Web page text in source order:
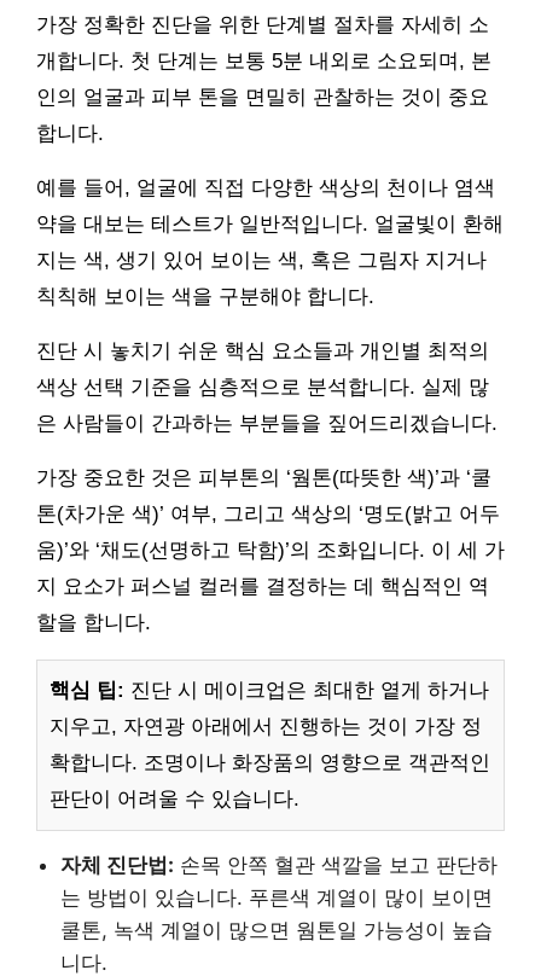
가장 정확한 진단을 위한 단계별 절차를 자세히 소
개합니다. 첫 단계는 보통 5분 내외로 소요되며, 본
인의 얼굴과 피부 톤을 면밀히 관찰하는 것이 중요
합니다.
예를 들어, 얼굴에 직접 다양한 색상의 천이나 염색
약을 대보는 테스트가 일반적입니다. 얼굴빛이 환해
지는 색, 생기 있어 보이는 색, 혹은 그림자 지거나
칙칙해 보이는 색을 구분해야 합니다.
진단 시 놓치기 쉬운 핵심 요소들과 개인별 최적의
색상 선택 기준을 심층적으로 분석합니다. 실제 많
은 사람들이 간과하는 부분들을 짚어드리겠습니다.
가장 중요한 것은 피부톤의 ‘웜톤(따뜻한 색)’과 ‘쿨
톤(차가운 색)’ 여부, 그리고 색상의 ‘명도(밝고 어두
움)’와 ‘채도(선명하고 탁함)’의 조화입니다. 이 세 가
지 요소가 퍼스널 컬러를 결정하는 데 핵심적인 역
할을 합니다.
핵심 팁: 진단 시 메이크업은 최대한 옅게 하거나
지우고, 자연광 아래에서 진행하는 것이 가장 정
확합니다. 조명이나 화장품의 영향으로 객관적인
판단이 어려울 수 있습니다.
자체 진단법: 손목 안쪽 혈관 색깔을 보고 판단하
는 방법이 있습니다. 푸른색 계열이 많이 보이면
쿨톤, 녹색 계열이 많으면 웜톤일 가능성이 높습
니다.